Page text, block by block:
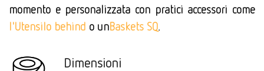
momento e personalizzata con pratici accessori come
l'Utensilo behind o unBaskets SQ.
Dimensioni